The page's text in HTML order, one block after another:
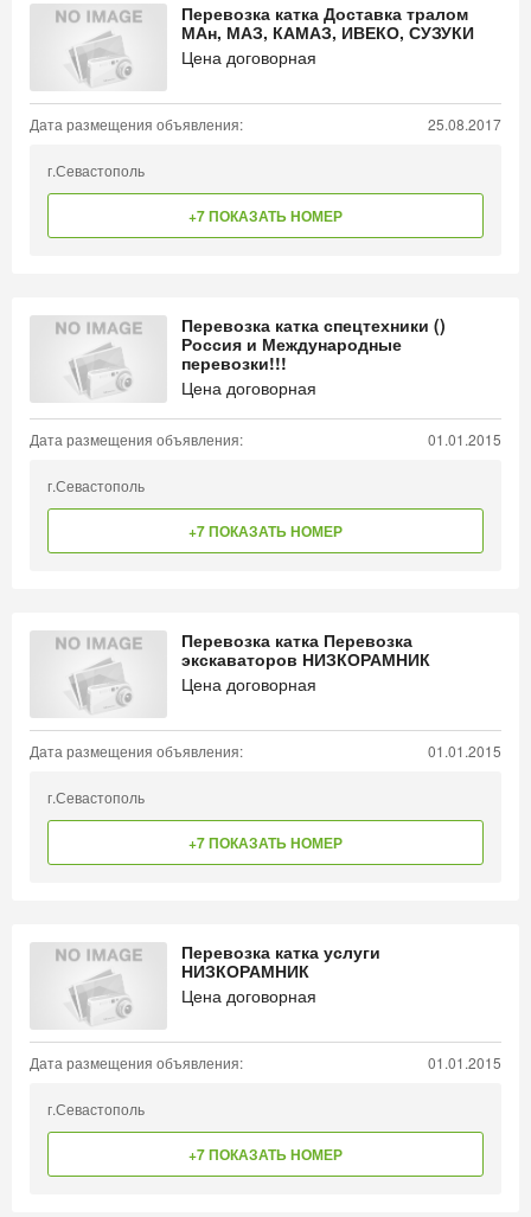
Перевозка катка Доставка тралом
МАн, МАЗ, КАМАЗ, ИВЕКО, СУЗУКИ
Цена договорная
Дата размещения объявления: 25.08.2017
г.Севастополь
+7 ПОКАЗАТЬ НОМЕР
Перевозка катка спецтехники ()
Россия и Международные
перевозки!!!
Цена договорная
Дата размещения объявления: 01.01.2015
г.Севастополь
+7 ПОКАЗАТЬ НОМЕР
Перевозка катка Перевозка
экскаваторов НИЗКОРАМНИК
Цена договорная
Дата размещения объявления: 01.01.2015
г.Севастополь
+7 ПОКАЗАТЬ НОМЕР
Перевозка катка услуги
НИЗКОРАМНИК
Цена договорная
Дата размещения объявления: 01.01.2015
г.Севастополь
+7 ПОКАЗАТЬ НОМЕР